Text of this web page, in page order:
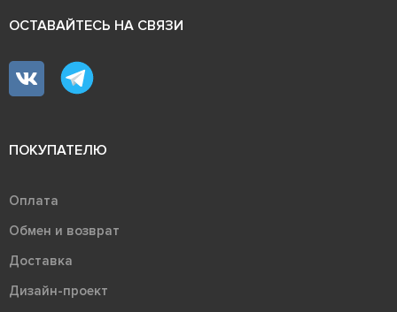
ОСТАВАЙТЕСЬ НА СВЯЗИ
ПОКУПАТЕЛЮ
Оплата
Обмен и возврат
Доставка
Дизайн-проект